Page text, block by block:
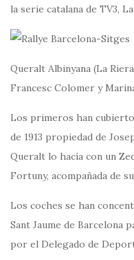
la serie catalana de TV3,
Queralt Albinyana (La
Francesc Colomer y
Los primeros han
de 1913 propiedad de
Queralt lo hacía con un
Fortuny, acompañada de
Los coches se han
Sant Jaume de Barcelona
por el Delegado de